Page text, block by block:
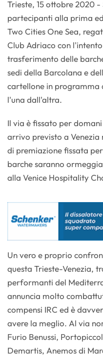
Trieste, 15 ottobre 2020 -
partecipanti alla prima
Two Cities One Sea,
Club Adriaco con
trasferimento delle
sedi della Barcolana e
cartellone in programma
l'una dall'altra.
Il via è fissato per
arrivo previsto a
di premiazione fissata
barche saranno
alla Venice Hospitality
Un vero e proprio
questa Trieste-Venezia,
performanti del
annuncia molto
compensi IRC ed è
avere la meglio. Al via
Furio Benussi,
Demartis, Anemos di